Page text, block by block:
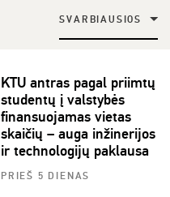
SVARBIAUSIOS
KTU antras pagal priimtų
studentų į valstybės
finansuojamas vietas
skaičių – auga inžinerijos
ir technologijų paklausa
PRIEŠ 5 DIENAS